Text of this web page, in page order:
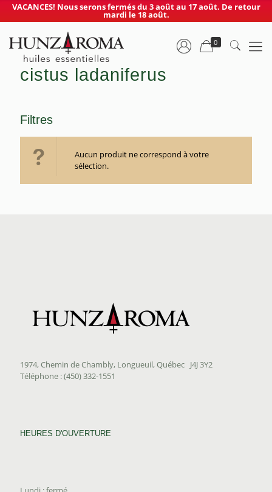
VACANCES! Nous serons fermés du 3 août au 17 août. De retour
mardi le 18 août.
0
cistus ladaniferus
Filtres
Aucun produit ne correspond à votre
sélection.
1974, Chemin de Chambly, Longueuil, Québec J4J 3Y2
Téléphone : (450) 332-1551
HEURES D'OUVERTURE